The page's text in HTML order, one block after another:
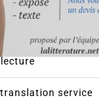
service